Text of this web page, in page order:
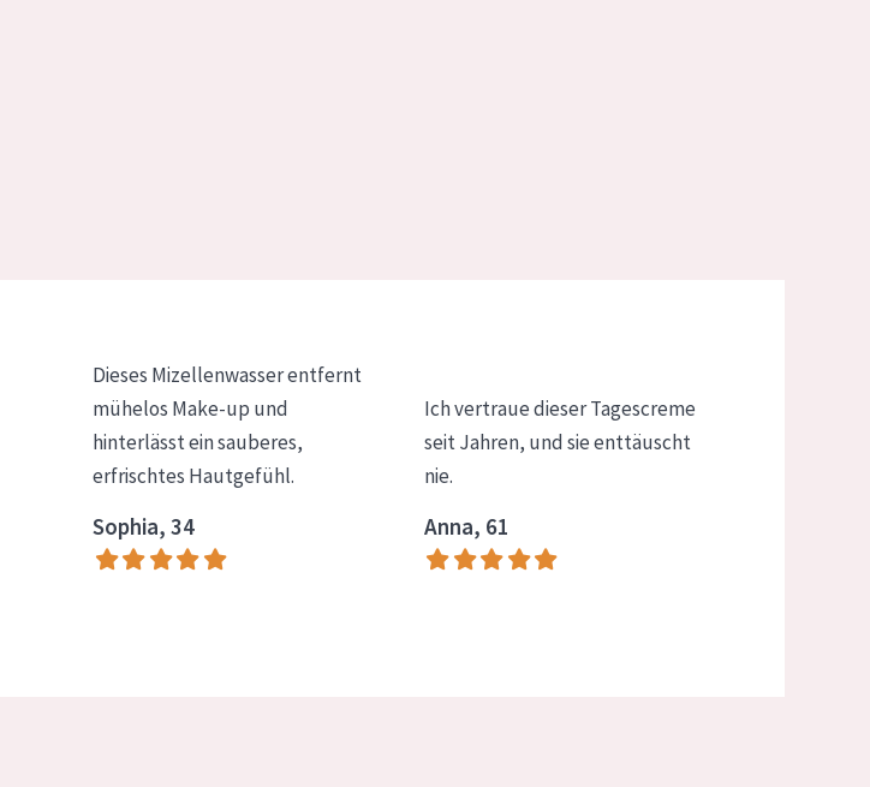
Dieses Mizellenwasser entfernt
mühelos Make-up und
hinterlässt ein sauberes,
erfrischtes Hautgefühl.
Sophia, 34
Ich vertraue dieser Tagescreme
seit Jahren, und sie enttäuscht
nie.
Anna, 61